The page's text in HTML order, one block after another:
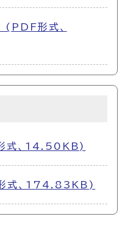
(PDF形式、
式、14.50KB)
式、174.83KB)